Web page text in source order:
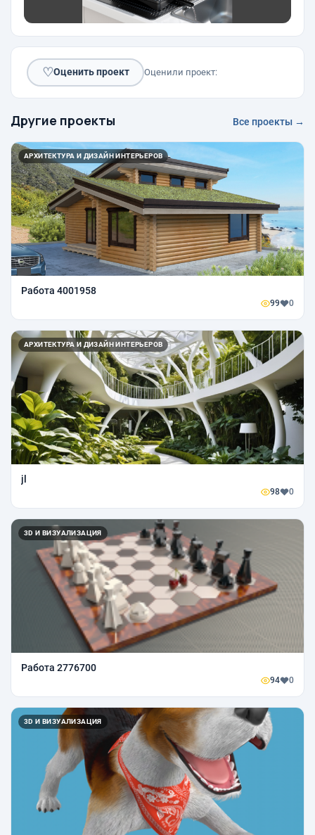
♡Оценить проект Оценили проект:
Другие проекты Все проекты →
АРХИТЕКТУРА И ДИЗАЙН ИНТЕРЬЕРОВ
Работа 4001958
99 0
АРХИТЕКТУРА И ДИЗАЙН ИНТЕРЬЕРОВ
jl
98 0
3D И ВИЗУАЛИЗАЦИЯ
Работа 2776700
94 0
3D И ВИЗУАЛИЗАЦИЯ